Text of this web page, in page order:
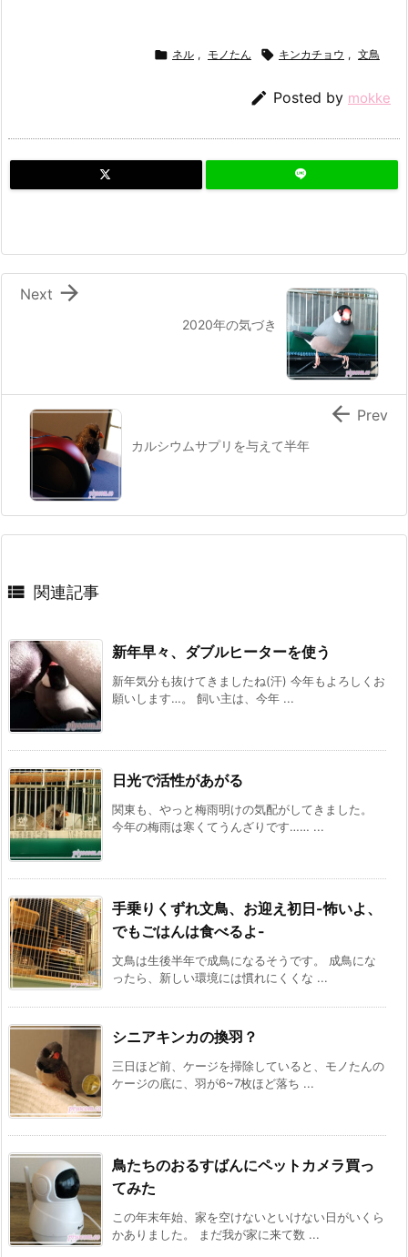
 ネル , モノたん  キンカチョウ , 文鳥
 Posted by mokke
2020年の気づき

Next
カルシウムサプリを与えて半年
 Prev
 関連記事
新年早々、ダブルヒーターを使う
新年気分も抜けてきましたね(汗) 今年もよろしくお
願いします…。 飼い主は、今年 ...
日光で活性があがる
関東も、やっと梅雨明けの気配がしてきました。
今年の梅雨は寒くてうんざりです…… ...
手乗りくずれ文鳥、お迎え初日-怖いよ、
でもごはんは食べるよ-
文鳥は生後半年で成鳥になるそうです。 成鳥にな
ったら、新しい環境には慣れにくくな ...
シニアキンカの換羽？
三日ほど前、ケージを掃除していると、モノたんの
ケージの底に、羽が6~7枚ほど落ち ...
鳥たちのおるすばんにペットカメラ買っ
てみた
この年末年始、家を空けないといけない日がいくら
かありました。 まだ我が家に来て数 ...